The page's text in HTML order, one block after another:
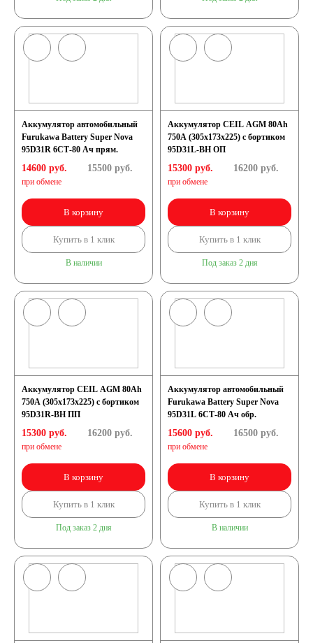
Аккумулятор автомобильный
Furukawa Battery Super Nova
95D31R 6СТ-80 Ач прям.
14600 руб.
при обмене
15500руб.
В корзину
Купить в 1 клик
В наличии
Аккумулятор CEIL AGM 80Ah
750A (305x173x225) с бортиком
95D31L-BH ОП
15300 руб.
при обмене
16200руб.
В корзину
Купить в 1 клик
Под заказ 2 дня
Аккумулятор CEIL AGM 80Ah
750A (305x173x225) с бортиком
95D31R-BH ПП
15300 руб.
при обмене
16200руб.
В корзину
Купить в 1 клик
Под заказ 2 дня
Аккумулятор автомобильный
Furukawa Battery Super Nova
95D31L 6СТ-80 Ач обр.
15600 руб.
при обмене
16500руб.
В корзину
Купить в 1 клик
В наличии